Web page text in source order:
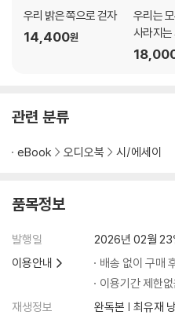
행복 215 / 우리들의 사랑은 실패하
/ 결핍 220 / 유한한 시간에 대하여
념 있는 청년 224 / 우리는 228 /
34 / 월동 237 / 빛 가까이에서
에필로그 245
우리 밝은 쪽으로 걷자
14,400원
우리는
사라지는
관련 분류
eBook 오디오북 시/에세이
품목정보
발행일
2026년 02월 23
이용안내
배송 없이 구매
이용기간 제한
재생정보
완독본 | 최유재